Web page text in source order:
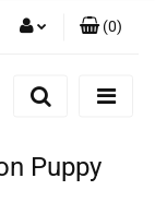
się
(0)
Puppy